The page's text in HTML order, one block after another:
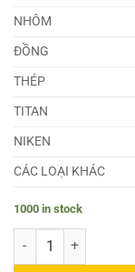
NHÔM
ĐỒNG
THÉP
TITAN
NIKEN
CÁC LOẠI KHÁC
1000 in stock
Láp Inconel 601